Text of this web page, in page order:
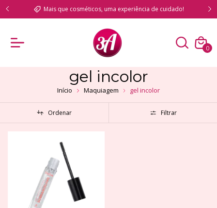
Mais que cosméticos, uma experiência de cuidado!
0
gel incolor
Início Maquiagem gel incolor
Ordenar Filtrar